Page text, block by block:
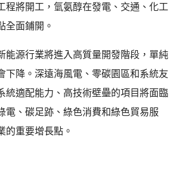
程將開工，氫氨醇在發電、交通、化工
全面鋪開。
能源行業將進入高質量開發階段，單純
下降。深遠海風電、零碳園區和系統友
統適配能力、高技術壁壘的項目將面臨
電、碳足跡、綠色消費和綠色貿易服
的重要增長點。